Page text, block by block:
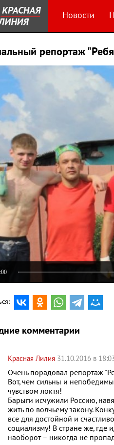
Новости
репортаж
комментарии
Красная Лилия 31.10.2016 в
Очень порадовал репортаж
Вот, чем сильны и
чувством локтя!
Барыги исчужили Россию,
жить по волчьему закону.
все для достойной и
социализму! В стране же, где
наоборот – никогда не